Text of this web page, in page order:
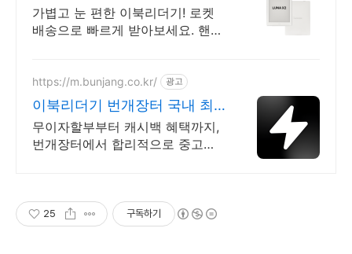
방지
가볍고 눈 편한 이북리더기! 로켓
배송으로 빠르게 받아보세요. 핸드
https://m.bunjang.co.kr/ 광고
이북리더기 번개장터 국내 최
대 브랜드 중고거래
무이자할부부터 캐시백 혜택까지,
번개장터에서 합리적으로 중고거
25 구독하기